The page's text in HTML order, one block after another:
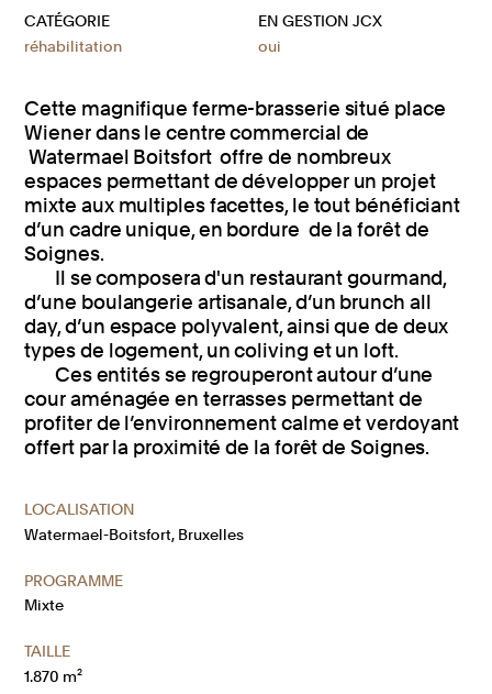
CATÉGORIE
réhabilitation
EN GESTION JCX
oui
Cette magnifique ferme-brasserie situé place
Wiener dans le centre commercial de
Watermael Boitsfort offre de nombreux
espaces permettant de développer un projet
mixte aux multiples facettes, le tout bénéficiant
d’un cadre unique, en bordure de la forêt de
Soignes.
Il se composera d'un restaurant gourmand,
d’une boulangerie artisanale, d’un brunch all
day, d’un espace polyvalent, ainsi que de deux
types de logement, un coliving et un loft.
Ces entités se regrouperont autour d’une
cour aménagée en terrasses permettant de
profiter de l’environnement calme et verdoyant
offert par la proximité de la forêt de Soignes.
LOCALISATION
Watermael-Boitsfort, Bruxelles
PROGRAMME
Mixte
TAILLE
1.870 m²